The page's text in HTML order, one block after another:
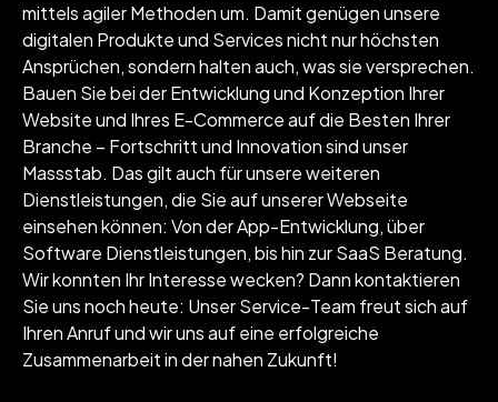
mittels agiler Methoden um. Damit genügen unsere
digitalen Produkte und Services nicht nur höchsten
Ansprüchen, sondern halten auch, was sie versprechen.
Bauen Sie bei der Entwicklung und Konzeption Ihrer
Website und Ihres E-Commerce auf die Besten Ihrer
Branche – Fortschritt und Innovation sind unser
Massstab. Das gilt auch für unsere weiteren
Dienstleistungen, die Sie auf unserer Webseite
einsehen können: Von der App-Entwicklung, über
Software Dienstleistungen, bis hin zur SaaS Beratung.
Wir konnten Ihr Interesse wecken? Dann kontaktieren
Sie uns noch heute: Unser Service-Team freut sich auf
Ihren Anruf und wir uns auf eine erfolgreiche
Zusammenarbeit in der nahen Zukunft!